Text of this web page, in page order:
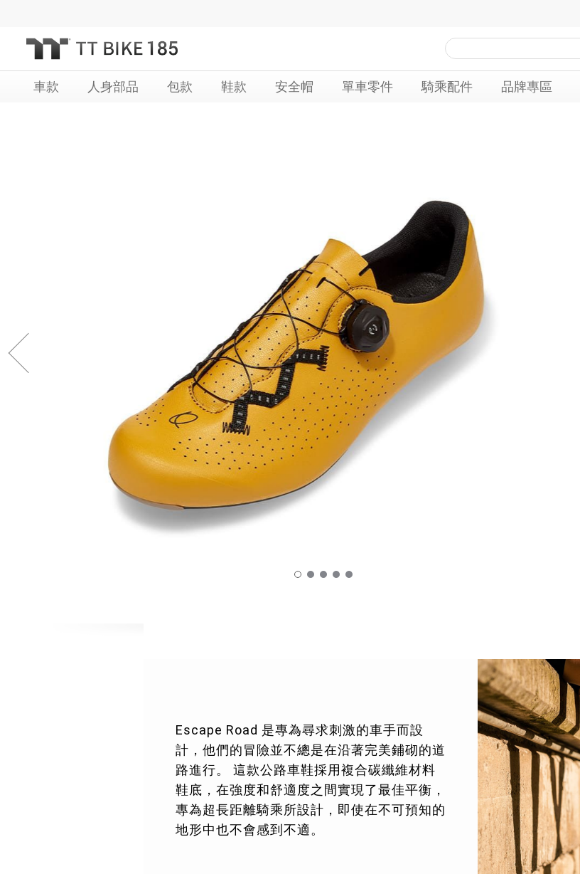
車款 人身部品 包款 鞋款 安全帽 單車零件 騎乘配件 品牌專區
Escape Road 是專為尋求刺激的車手而設
計，他們的冒險並不總是在沿著完美鋪砌的道
路進行。 這款公路車鞋採用複合碳纖維材料
鞋底，在強度和舒適度之間實現了最佳平衡，
專為超長距離騎乘所設計，即使在不可預知的
地形中也不會感到不適。